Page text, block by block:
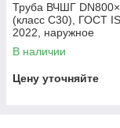
Труба ВЧШГ
(класс C30), ГОСТ
2022, наружное
полиуретановое
внутреннее
В наличии
Цену уточняйте